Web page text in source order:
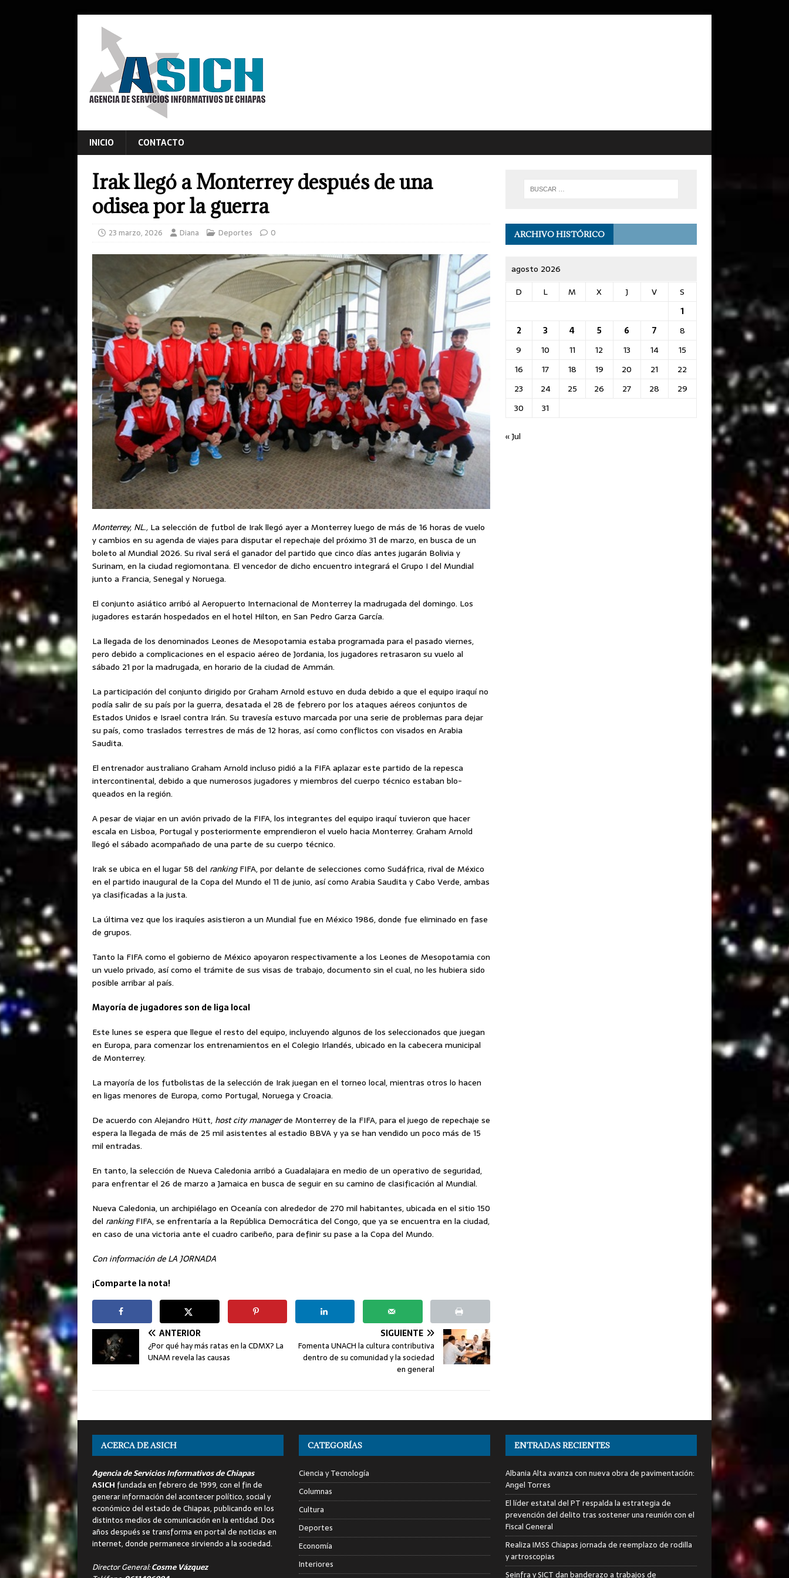
INICIO CONTACTO
Irak llegó a Monterrey después de una
odisea por la guerra
23 marzo, 2026 Diana Deportes 0
Monterrey, NL., La selección de futbol de Irak llegó ayer a Monterrey luego de más de 16 horas de vuelo
y cambios en su agenda de viajes para disputar el repechaje del próximo 31 de marzo, en busca de un
boleto al Mundial 2026. Su rival será el ganador del partido que cinco días antes jugarán Bolivia y
Surinam, en la ciudad regiomontana. El vencedor de dicho encuentro integrará el Grupo I del Mundial
junto a Francia, Senegal y Noruega.
El conjunto asiático arribó al Aeropuerto Internacional de Monterrey la madrugada del domingo. Los
jugadores estarán hospedados en el hotel Hilton, en San Pedro Garza García.
La llegada de los denominados Leones de Mesopotamia estaba programada para el pasado viernes,
pero debido a complicaciones en el espacio aéreo de Jordania, los jugadores retrasaron su vuelo al
sábado 21 por la madrugada, en horario de la ciudad de Ammán.
La participación del conjunto dirigido por Graham Arnold estuvo en duda debido a que el equipo iraquí no
podía salir de su país por la guerra, desatada el 28 de febrero por los ataques aéreos conjuntos de
Estados Unidos e Israel contra Irán. Su travesía estuvo marcada por una serie de problemas para dejar
su país, como traslados terrestres de más de 12 horas, así como conflictos con visados en Arabia
Saudita.
El entrenador australiano Graham Arnold incluso pidió a la FIFA aplazar este partido de la repesca
intercontinental, debido a que numerosos jugadores y miembros del cuerpo técnico estaban blo-
queados en la región.
A pesar de viajar en un avión privado de la FIFA, los integrantes del equipo iraquí tuvieron que hacer
escala en Lisboa, Portugal y posteriormente emprendieron el vuelo hacia Monterrey. Graham Arnold
llegó el sábado acompañado de una parte de su cuerpo técnico.
Irak se ubica en el lugar 58 del rankingFIFA, por delante de selecciones como Sudáfrica, rival de México
en el partido inaugural de la Copa del Mundo el 11 de junio, así como Arabia Saudita y Cabo Verde, ambas
ya clasificadas a la justa.
La última vez que los iraquíes asistieron a un Mundial fue en México 1986, donde fue eliminado en fase
de grupos.
Tanto la FIFA como el gobierno de México apoyaron respectivamente a los Leones de Mesopotamia con
un vuelo privado, así como el trámite de sus visas de trabajo, documento sin el cual, no les hubiera sido
posible arribar al país.
Mayoría de jugadores son de liga local
Este lunes se espera que llegue el resto del equipo, incluyendo algunos de los seleccionados que juegan
en Europa, para comenzar los entrenamientos en el Colegio Irlandés, ubicado en la cabecera municipal
de Monterrey.
La mayoría de los futbolistas de la selección de Irak juegan en el torneo local, mientras otros lo hacen
en ligas menores de Europa, como Portugal, Noruega y Croacia.
De acuerdo con Alejandro Hütt, host city managerde Monterrey de la FIFA, para el juego de repechaje se
espera la llegada de más de 25 mil asistentes al estadio BBVA y ya se han vendido un poco más de 15
mil entradas.
En tanto, la selección de Nueva Caledonia arribó a Guadalajara en medio de un operativo de seguridad,
para enfrentar el 26 de marzo a Jamaica en busca de seguir en su camino de clasificación al Mundial.
Nueva Caledonia, un archipiélago en Oceanía con alrededor de 270 mil habitantes, ubicada en el sitio 150
del rankingFIFA, se enfrentaría a la República Democrática del Congo, que ya se encuentra en la ciudad,
en caso de una victoria ante el cuadro caribeño, para definir su pase a la Copa del Mundo.
Con información de LA JORNADA
¡Comparte la nota!
ANTERIOR
¿Por qué hay más ratas en la CDMX? La
UNAM revela las causas
SIGUIENTE
Fomenta UNACH la cultura contributiva
dentro de su comunidad y la sociedad
en general
ARCHIVO HISTÓRICO
agosto 2026
D
L M X J V
S
1
2
3 4 5 6 7
8
9
10 11 12 13 14
15
16
17 18 19 20 21
22
23
24 25 26 27 28
29
30
31
« Jul
ACERCA DE ASICH
Agencia de Servicios Informativos de Chiapas
ASICH fundada en febrero de 1999, con el fin de
generar información del acontecer político, social y
económico del estado de Chiapas, publicando en los
distintos medios de comunicación en la entidad. Dos
años después se transforma en portal de noticias en
internet, donde permanece sirviendo a la sociedad.
Director General:Cosme Vázquez
CATEGORÍAS
Ciencia y Tecnología
Columnas
Cultura
Deportes
Economía
Interiores
ENTRADAS RECIENTES
Albania Alta avanza con nueva obra de pavimentación:
Angel Torres
El líder estatal del PT respalda la estrategia de
prevención del delito tras sostener una reunión con el
Fiscal General
Realiza IMSS Chiapas jornada de reemplazo de rodilla
y artroscopias
Seinfra y SICT dan banderazo a trabajos de